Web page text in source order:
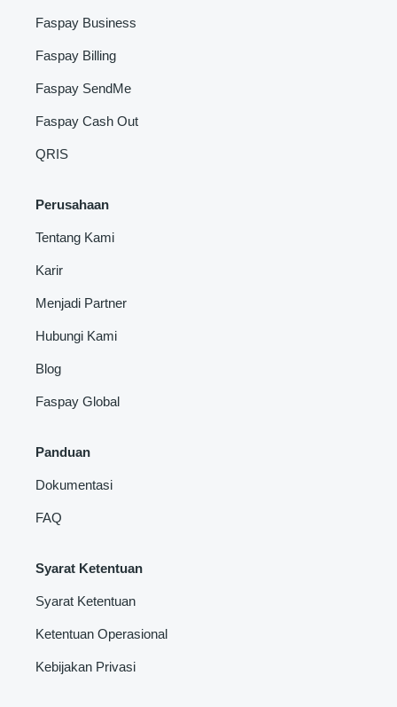
Faspay Business
Faspay Billing
Faspay SendMe
Faspay Cash Out
QRIS
Perusahaan
Tentang Kami
Karir
Menjadi Partner
Hubungi Kami
Blog
Faspay Global
Panduan
Dokumentasi
FAQ
Syarat Ketentuan
Syarat Ketentuan
Ketentuan Operasional
Kebijakan Privasi